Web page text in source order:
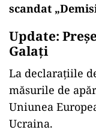
scandat
Update:
Galați
La declarațiile
măsurile de
Uniunea
Ucraina.